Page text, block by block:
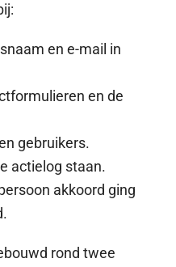
en e-mail in
en de
gebruikers.
actielog staan.
akkoord ging
rond twee